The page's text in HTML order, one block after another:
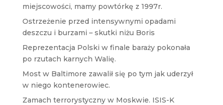
miejscowości, mamy powtórkę z 1997r.
Ostrzeżenie przed intensywnymi opadami
deszczu i burzami – skutki niżu Boris
Reprezentacja Polski w finale baraży pokonała
po rzutach karnych Walię.
Most w Baltimore zawalił się po tym jak uderzył
w niego kontenerowiec.
Zamach terrorystyczny w Moskwie. ISIS-K